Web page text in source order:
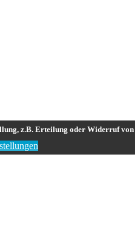
z.B. Erteilung oder Widerruf von